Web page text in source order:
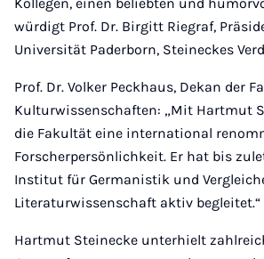
würdigt Prof. Dr. Birgitt Riegraf,
Universität Paderborn, Steineckes
Prof. Dr. Volker Peckhaus, Dekan der
Kulturwissenschaften: „Mit Hartmut
die Fakultät eine international
Forscherpersönlichkeit. Er hat bis
Institut für Germanistik und
Literaturwissenschaft aktiv begleitet.“
Hartmut Steinecke unterhielt